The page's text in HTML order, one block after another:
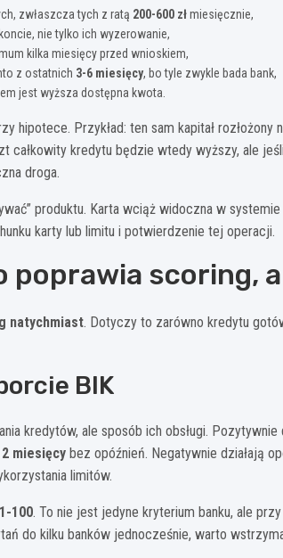
zwłaszcza tych z ratą 200-600 złmiesięcznie,
nie tylko ich wyzerowanie,
kilka miesięcy przed wnioskiem,
z ostatnich 3-6 miesięcy, bo tyle zwykle bada bank,
jest wyższa dostępna kwota.
hipotece. Przykład: ten sam kapitał rozłożony
całkowity kredytu będzie wtedy wyższy, ale
droga.
produktu. Karta wciąż widoczna w
karty lub limitu i potwierdzenie tej operacji.
poprawia scoring,
natychmiast. Dotyczy to zarówno kredytu
BIK
kredytów, ale sposób ich obsługi. Pozytywnie
miesięcy bez opóźnień. Negatywnie działają
limitów.
1-100. To nie jest jedyne kryterium banku, ale
do kilku banków jednocześnie, warto